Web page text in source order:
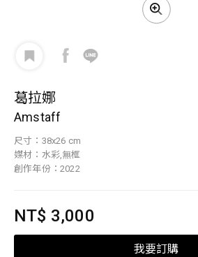
葛拉娜
Amstaff
尺寸：38x26 cm
媒材：水彩,無框
創作年份：2022
NT$ 3,000
我要訂購